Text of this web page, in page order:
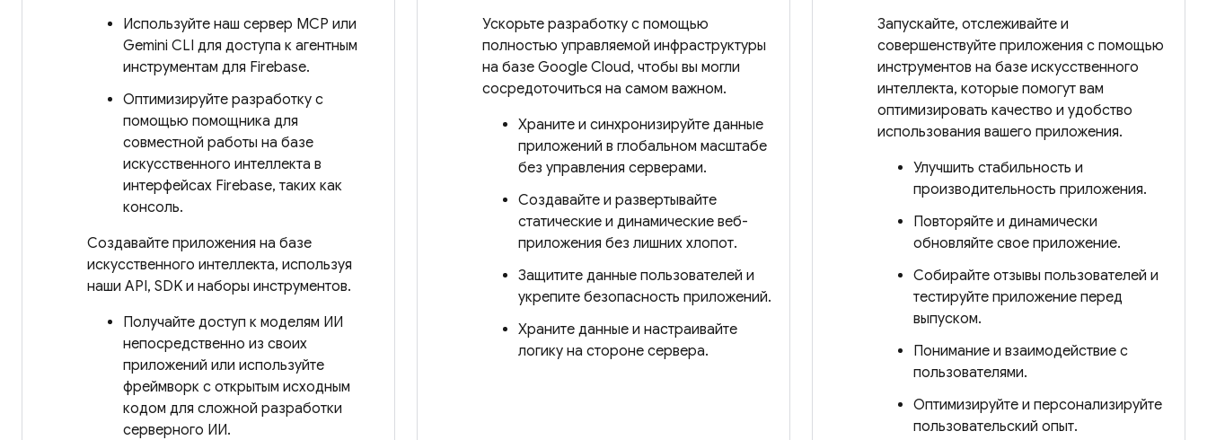
Используйте наш сервер MCP или
Gemini CLI для доступа к агентным
инструментам для Firebase.
Оптимизируйте разработку с
помощью помощника для
совместной работы на базе
искусственного интеллекта в
интерфейсах Firebase, таких как
консоль.
Создавайте приложения на базе
искусственного интеллекта, используя
наши API, SDK и наборы инструментов.
Получайте доступ к моделям ИИ
непосредственно из своих
приложений или используйте
фреймворк с открытым исходным
кодом для сложной разработки
серверного ИИ.
Ускорьте разработку с помощью
полностью управляемой инфраструктуры
на базе Google Cloud, чтобы вы могли
сосредоточиться на самом важном.
Храните и синхронизируйте данные
приложений в глобальном масштабе
без управления серверами.
Создавайте и развертывайте
статические и динамические веб-
приложения без лишних хлопот.
Защитите данные пользователей и
укрепите безопасность приложений.
Храните данные и настраивайте
логику на стороне сервера.
Запускайте, отслеживайте и
совершенствуйте приложения с помощью
инструментов на базе искусственного
интеллекта, которые помогут вам
оптимизировать качество и удобство
использования вашего приложения.
Улучшить стабильность и
производительность приложения.
Повторяйте и динамически
обновляйте свое приложение.
Собирайте отзывы пользователей и
тестируйте приложение перед
выпуском.
Понимание и взаимодействие с
пользователями.
Оптимизируйте и персонализируйте
пользовательский опыт.